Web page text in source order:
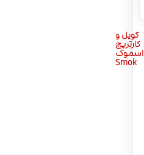
کویل و
کارتریج
اسموک
Smok